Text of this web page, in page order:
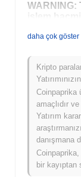
WARNING:
işlem
Son 24 saatte
geçmişi
Tüm
Tüm
WARNING:
altında işlem
WARNING:
daha çok göster
Kripto
Coinpaprika
amaçlıdır
Yatırım
danışmana
Coinpaprika,
bir kayıptan